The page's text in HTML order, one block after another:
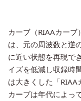
カーブ（RIAAカー
は、元の周波数と逆
に近い状態を再現で
イズを低減し収録時
は大きくした「
カーブは年代によっ